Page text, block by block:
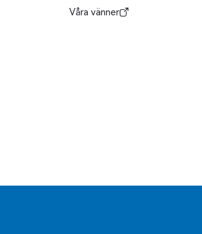
Våra vänner